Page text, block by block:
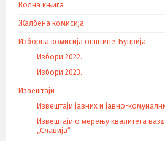
Водна књига
Жалбена комисија
Изборна комисија општине Ћуприја
Избори 2022.
Избори 2023.
Извештаји
Извештаји јавних и јавно-
Извештаји о мерењу квалитета
„Славија“